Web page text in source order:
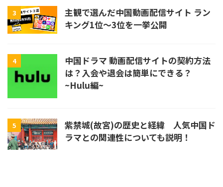
3
主観で選んだ中国動画配信サイト ラン
キング1位〜3位を一挙公開
4
中国ドラマ 動画配信サイトの契約方法
は？入会や退会は簡単にできる？
~Hulu編~
5
紫禁城(故宮)の歴史と経緯 人気中国ド
ラマとの関連性についても説明！